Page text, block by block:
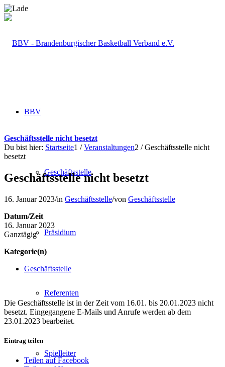
BBV
Geschäftsstelle
Präsidium
Referenten
Spielleiter
Geschäftsstelle nicht besetzt
Du bist hier: Startseite1 / Veranstaltungen2 / Geschäftsstelle nicht
besetzt
Geschäftsstelle nicht besetzt
16. Januar 2023/in Geschäftsstelle/von Geschäftsstelle
Datum/Zeit
16. Januar 2023
Ganztägig
Kategorie(n)
Geschäftsstelle
Die Geschäftsstelle ist in der Zeit vom 16.01. bis 20.01.2023 nicht
besetzt. Eingegangene E-Mails und Anrufe werden ab dem
23.01.2023 bearbeitet.
Eintrag teilen
Teilen auf Facebook